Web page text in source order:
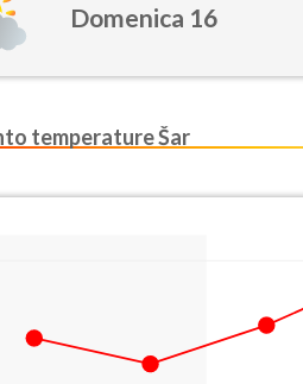
Domenica 16
temperature Šar